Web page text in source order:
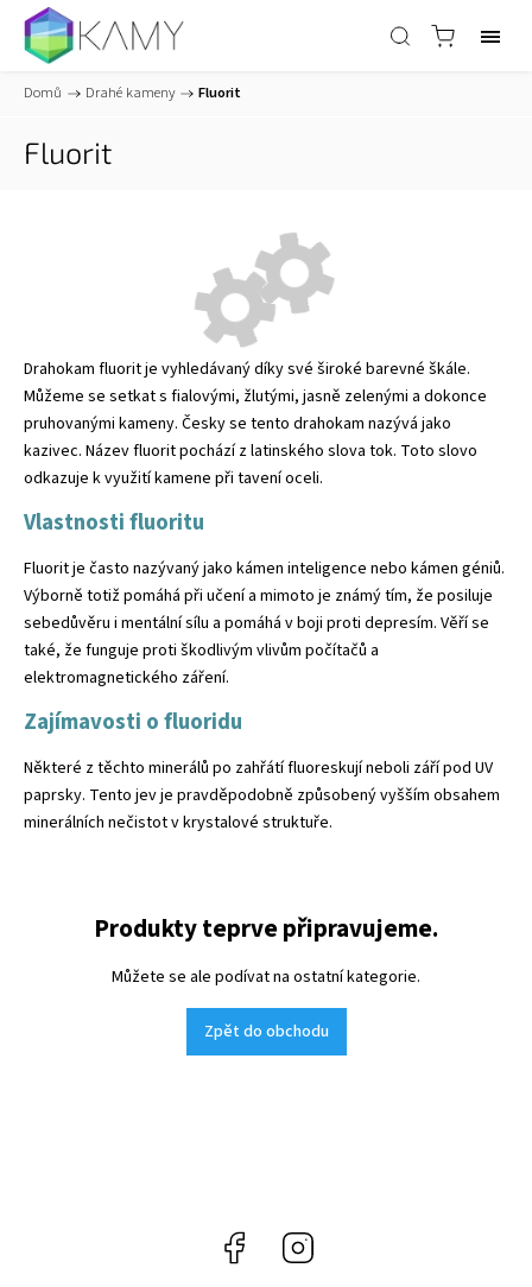
Domů / Drahé kameny / Fluorit
Fluorit
Produkty teprve připravujeme.
Můžete se ale podívat na ostatní kategorie.
Zpět do obchodu
Drahokam fluorit je vyhledávaný díky své široké barevné škále.
Můžeme se setkat s fialovými, žlutými, jasně zelenými a dokonce
pruhovanými kameny. Česky se tento drahokam nazývá jako
kazivec. Název fluorit pochází z latinského slova tok. Toto slovo
odkazuje k využití kamene při tavení oceli.
Vlastnosti fluoritu
Fluorit je často nazývaný jako kámen inteligence nebo kámen géniů.
Výborně totiž pomáhá při učení a mimoto je známý tím, že posiluje
sebedůvěru i mentální sílu a pomáhá v boji proti depresím. Věří se
také, že funguje proti škodlivým vlivům počítačů a
elektromagnetického záření.
Zajímavosti o fluoridu
Některé z těchto minerálů po zahřátí fluoreskují neboli září pod UV
paprsky. Tento jev je pravděpodobně způsobený vyšším obsahem
minerálních nečistot v krystalové struktuře.
Facebook